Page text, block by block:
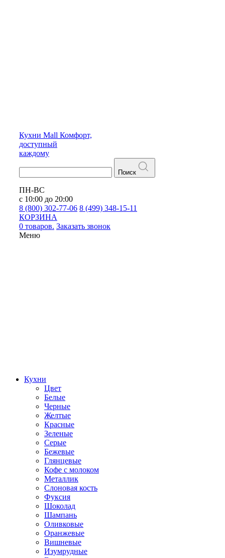
Кухни Mall Комфорт,
доступный
каждому
Поиск
ПН-ВС
с 10:00 до 20:00
8 (800) 302-77-06 8 (499) 348-15-11
КОРЗИНА
0 товаров. Заказать звонок
Меню
Кухни
Цвет
Белые
Черные
Желтые
Красные
Зеленые
Серые
Бежевые
Глянцевые
Кофе с молоком
Металлик
Слоновая кость
Фуксия
Шоколад
Шампань
Оливковые
Оранжевые
Вишневые
Изумрудные